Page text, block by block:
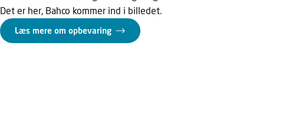
Det er her, Bahco kommer ind i billedet.
Læs mere om opbevaring